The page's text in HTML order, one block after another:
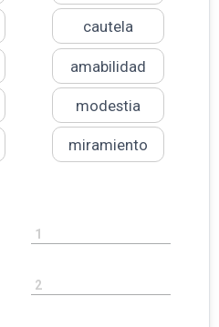
cautela
amabilidad
modestia
miramiento
1
2